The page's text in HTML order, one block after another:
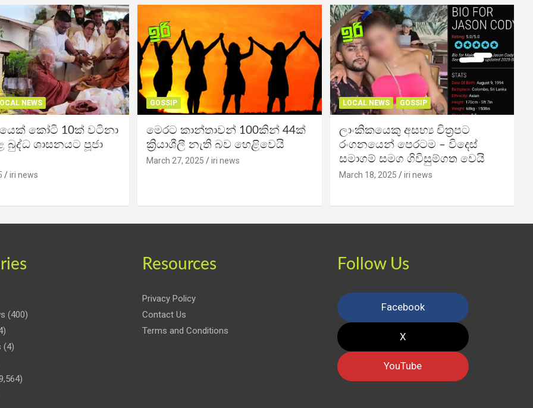
NEWS
කෝටි 10ක් වටිනා
බුද්ධ ශාසනයට පූජා
iri news
GOSSIP
මෙරට කාන්තාවන් 100කින් 44ක්
ක්‍රියාශීලී නැති බව හෙළිවෙයි
March 27, 2025 iri news
LOCAL NEWS GOSSIP
ලාංකිකයෙකු අසභ්‍ය චිත්‍රපට
රංගනයෙන් පෙරටම – විදෙස්
සමාගම් සමග ගිවිසුම්ගත වෙයි
March 18, 2025 iri news
(400)
(4)
Resources
Privacy Policy
Contact Us
Terms and Conditions
Follow Us
Facebook
X
YouTube